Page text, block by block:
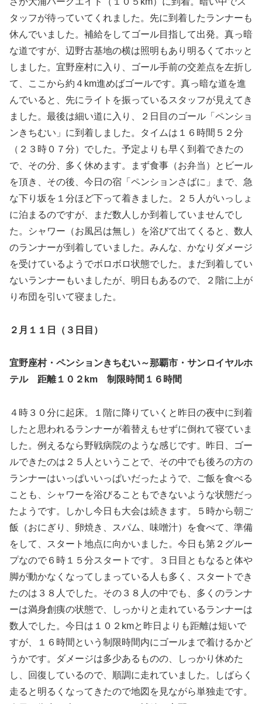
タッフが待っていてくれました。先に到着したランナーも
休んでいました。補給をしてゴール目指して出発。真っ暗
な道ですが、辺野古基地の横は照明もあり明るくてホッと
しました。宜野座村に入り、ゴール手前の交差点を左折し
て、ここから約４km進めばゴールです。真っ暗な道を進
んでいると、先にライトを振っているスタッフが見えてき
ました。最後は細い道に入り、２日目のゴール「ペンショ
ンきちむい」に到着しました。タイムは１６時間５２分
（２３時０７分）でした。予定よりも早く到着できたの
で、その分、多く休めます。まず食事（お弁当）とビール
を頂き、その後、今日の宿「ペンションさばに」まで、急
な下り坂を１分ほど下って着きました。２５人がいっしょ
に泊まるのですが、まだ数人しか到着していませんでし
た。シャワー（お風呂は無し）を浴びて出てくると、数人
のランナーが到着していました。みんな、かなりダメージ
を受けているようでボロボロ状態でした。まだ到着してい
ないランナーもいましたが、明日もあるので、２階に上が
り布団を引いて寝ました。
２月１１日（３日目）
宜野座村・ペンションきちむい～那覇市・サンロイヤルホ
テル 距離１０２km 制限時間１６時間
４時３０分に起床。１階に降りていくと昨日の夜中に到着
したと思われるランナーが着替えもせずに倒れて寝ていま
した。例えるなら野戦病院のような感じです。昨日、ゴー
ルできたのは２５人ということで、その中でも後ろの方の
ランナーはいっぱいいっぱいだったようで、ご飯を食べる
ことも、シャワーを浴びることもできないような状態だっ
たようです。しかし今日も大会は続きます。５時から朝ご
飯（おにぎり、卵焼き、スパム、味噌汁）を食べて、準備
をして、スタート地点に向かいました。今日も第２グルー
プなので６時１５分スタートです。３日目ともなると体や
脚が動かなくなってしまっている人も多く、スタートでき
たのは３８人でした。その３８人の中でも、多くのランナ
ーは満身創痍の状態で、しっかりと走れているランナーは
数人でした。今日は１０２kmと昨日よりも距離は短いで
すが、１６時間という制限時間内にゴールまで着けるかど
うかです。ダメージは多少あるものの、しっかり休めた
し、回復しているので、順調に走れていました。しばらく
走ると明るくなってきたので地図を見ながら単独走です。